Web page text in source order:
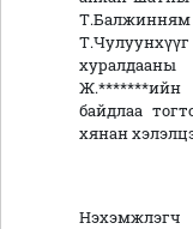
Ж.*******ийн
байдлаа
хянан